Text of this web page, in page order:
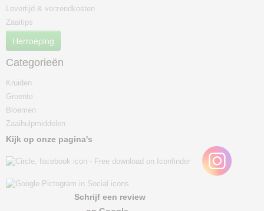
Levertijd & verzendkosten
Zaaitips
Herroeping
Categorieën
Kruiden
Groente
Bloemen
Zaaihulpmiddelen
Kijk op onze pagina's
Schrijf een review